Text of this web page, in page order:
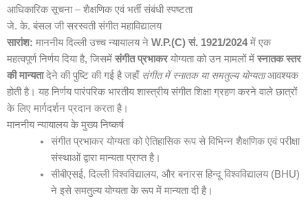
आधिकारिक सूचना – शैक्षणिक एवं भर्ती संबंधी स्पष्टता
जे. के. बंसल जी सरस्वती संगीत महाविद्यालय
सारांश: माननीय दिल्ली उच्च न्यायालय ने W.P.(C) सं. 1921/2024में एक
महत्वपूर्ण निर्णय दिया है, जिसमें संगीत प्रभाकरयोग्यता को उन मामलों में स्नातक स्तर
की मान्यतादेने की पुष्टि की गई है जहाँ संगीत में स्नातक या समतुल्य योग्यताआवश्यक
होती है। यह निर्णय पारंपरिक भारतीय शास्त्रीय संगीत शिक्षा ग्रहण करने वाले छात्रों
के लिए मार्गदर्शन प्रदान करता है।
माननीय न्यायालय के मुख्य निष्कर्ष
संगीत प्रभाकर योग्यता को ऐतिहासिक रूप से विभिन्न शैक्षणिक एवं परीक्षा
संस्थाओं द्वारा मान्यता प्राप्त है।
सीबीएसई, दिल्ली विश्वविद्यालय, और बनारस हिन्दू विश्वविद्यालय (BHU)
ने इसे समतुल्य योग्यता के रूप में मान्यता दी है।